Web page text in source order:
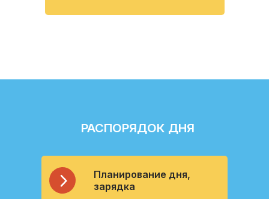
РАСПОРЯДОК ДНЯ
Планирование дня,
зарядка